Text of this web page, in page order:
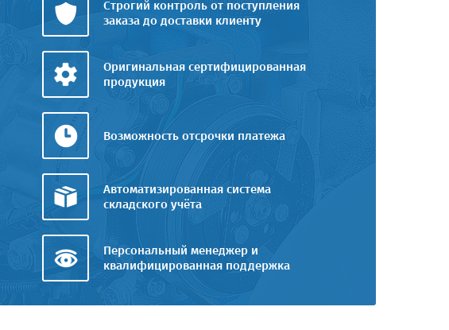
Строгий контроль от поступления
заказа до доставки клиенту
Оригинальная сертифицированная
продукция
Возможность отсрочки платежа
Автоматизированная система
складского учёта
Персональный менеджер и
квалифицированная поддержка